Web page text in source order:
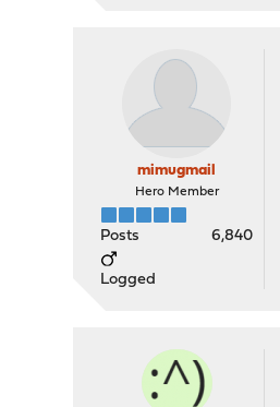
mimugmail
Hero Member
Posts 6,840
Logged